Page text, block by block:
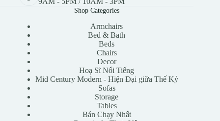
Shop Categories
Armchairs
Bed & Bath
Beds
Chairs
Decor
Hoạ Sĩ Nổi Tiếng
Mid Century Modern - Hiện Đại giữa Thế Kỷ
Sofas
Storage
Tables
Bán Chạy Nhất